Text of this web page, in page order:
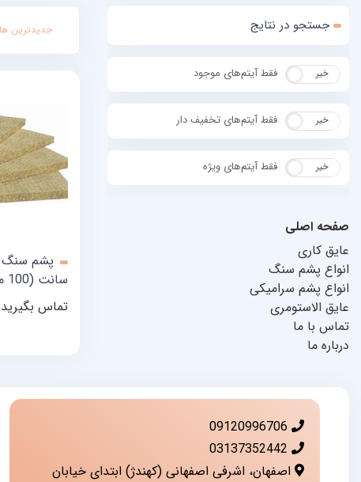
جستجو در نتایج
بله خیر فقط آیتم‌های موجود
بله خیر فقط آیتم‌های تخفیف دار
بله خیر فقط آیتم‌های ویژه
صفحه اصلی
عایق کاری
انواع پشم سنگ
انواع پشم سرامیکی
عایق الاستومری
تماس با ما
درباره ما
جدیدترین ها
120 (صد و بیست)
تماس بگیرید
09120996706
03137352442
اصفهان، اشرفی اصفهانی (کهندژ) ابتدای خیابان